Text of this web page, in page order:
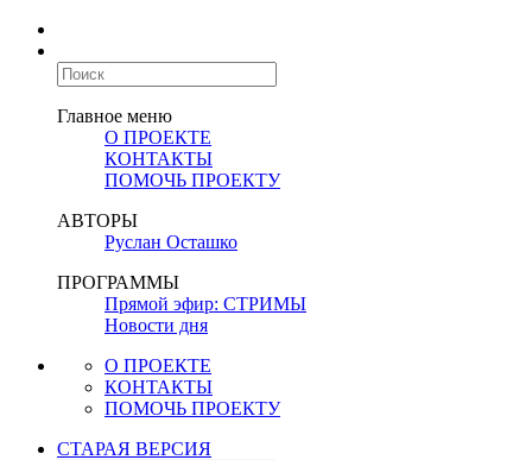
Главное меню
О ПРОЕКТЕ
КОНТАКТЫ
ПОМОЧЬ ПРОЕКТУ
АВТОРЫ
Руслан Осташко
ПРОГРАММЫ
Прямой эфир: СТРИМЫ
Новости дня
О ПРОЕКТЕ
КОНТАКТЫ
ПОМОЧЬ ПРОЕКТУ
СТАРАЯ ВЕРСИЯ